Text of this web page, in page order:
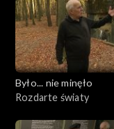
Było... nie minęło
Rozdarte światy